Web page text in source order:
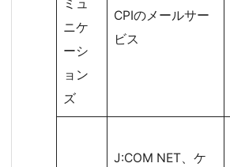
ミュ
ニケ
ーシ
ョン
ズ
CPIのメールサー
ビス
J:COM NET、ケ